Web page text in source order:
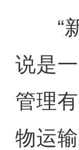
“新
说是
管理
物运